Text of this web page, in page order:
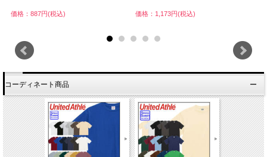
価格：887円(税込) 価格：1,173円(税込)
コーディネート商品